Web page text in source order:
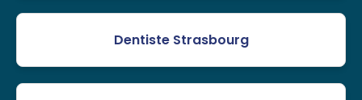
Dentiste Strasbourg